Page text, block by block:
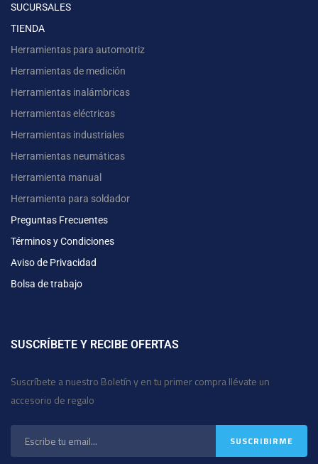
SUCURSALES
TIENDA
Herramientas para automotriz
Herramientas de medición
Herramientas inalámbricas
Herramientas eléctricas
Herramientas industriales
Herramientas neumáticas
Herramienta manual
Herramienta para soldador
Preguntas Frecuentes
Términos y Condiciones
Aviso de Privacidad
Bolsa de trabajo
SUSCRÍBETE Y RECIBE OFERTAS
Suscríbete a nuestro Boletín y en tu primer compra llévate un
accesorio de regalo